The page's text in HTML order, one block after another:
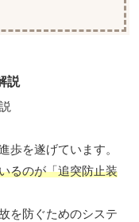
説
歩を遂げています。
るのが「追突防止装
を防ぐためのシステ